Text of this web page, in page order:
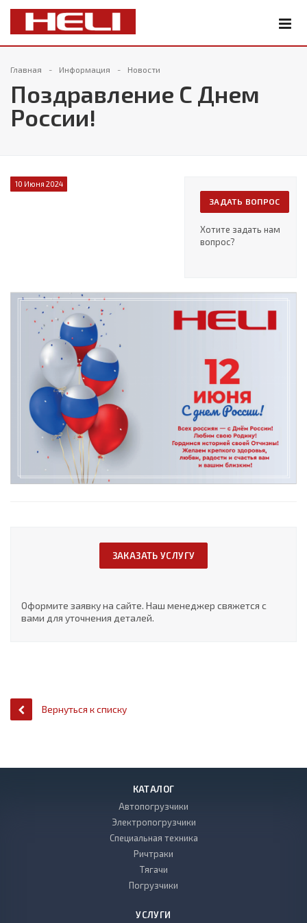
Главная Информация Новости
Поздравление С Днем
России!
ЗАДАТЬ ВОПРОС
Хотите задать нам
вопрос?
10 Июня 2024
ЗАКАЗАТЬ УСЛУГУ
Оформите заявку на сайте. Наш менеджер свяжется с
вами для уточнения деталей.
Вернуться к списку
КАТАЛОГ
Автопогрузчики
Электропогрузчики
Специальная техника
Ричтраки
Тягачи
Погрузчики
УСЛУГИ